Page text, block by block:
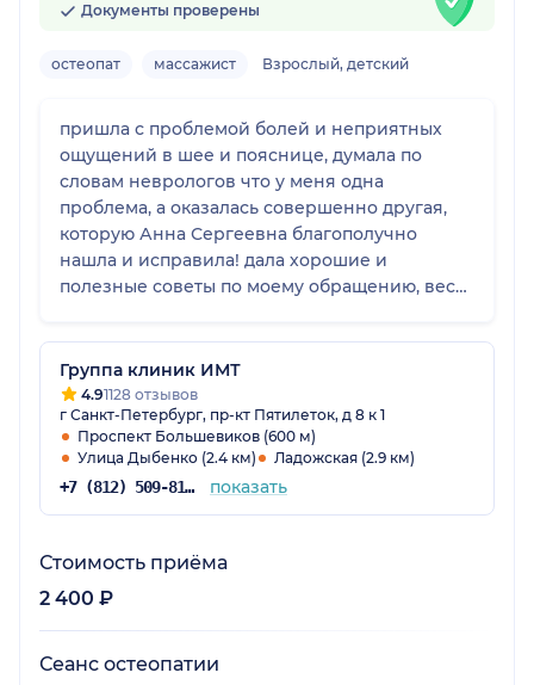
Документы проверены
остеопат массажист Взрослый, детский
пришла с проблемой болей и неприятных
ощущений в шее и пояснице, думала по
словам неврологов что у меня одна
проблема, а оказалась совершенно другая,
которую Анна Сергеевна благополучно
нашла и исправила! дала хорошие и
полезные советы по моему обращению, весь
начала исключать другие проблемы о
которых я думала :) очень рекомендую Анну
Сергеевну как врача-остеопата, очень
добрый, отзывчивый и внимательный врач!
Группа клиник ИМТ
4.91128 отзывов
г Санкт-Петербург, пр-кт Пятилеток, д 8 к 1
Проспект Большевиков (600 м)
Улица Дыбенко (2.4 км)
Ладожская (2.9 км)
+7 (812) 509-81-98 показать
Стоимость приёма
2 400 ₽
Сеанс остеопатии